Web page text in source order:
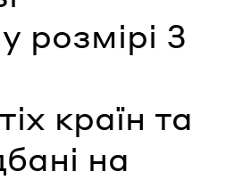
розмірі 3
країн та
на